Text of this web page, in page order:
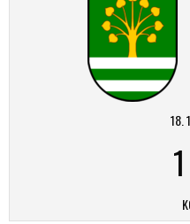
18.
1